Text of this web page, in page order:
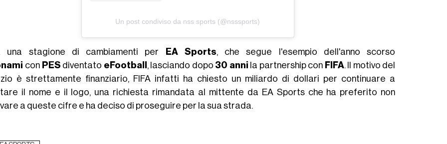
Un post condiviso da nss sports (@nsssports)
una stagione di cambiamenti per EA Sports, che segue l'esempio dell'anno scorso
con PES diventato eFootball , lasciando dopo 30 anni la partnership con FIFA. Il motivo del
è strettamente finanziario, FIFA infatti ha chiesto un miliardo di dollari per continuare a
il nome e il logo, una richiesta rimandata al mittente da EA Sports che ha preferito non
a queste cifre e ha deciso di proseguire per la sua strada.